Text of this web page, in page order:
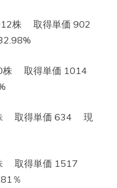
株 取得単価 902
株 取得単価 1014
株 取得単価 634 現
取得単価 1517
％